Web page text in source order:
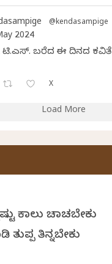
@kendasampige
2024
ಟಿ.ಎಸ್. ಬರೆದ ಈ ದಿನದ ಕವಿತೆ
X
Load More
ಕಾಲು ಚಾಚಬೇಕು
ತುಪ್ಪ ತಿನ್ನಬೇಕು